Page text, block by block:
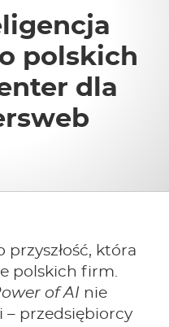
polskich
dla
która
polskich firm.
of AI nie
– przedsiębiorcy